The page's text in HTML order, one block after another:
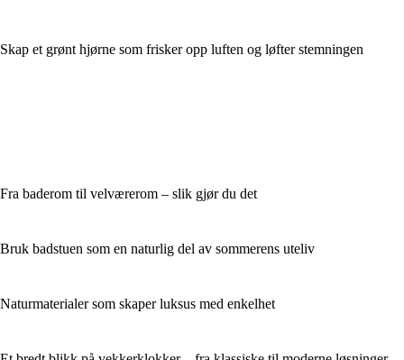
Skap et grønt hjørne som frisker opp luften og løfter stemningen
Fra baderom til velværerom – slik gjør du det
Bruk badstuen som en naturlig del av sommerens uteliv
Naturmaterialer som skaper luksus med enkelhet